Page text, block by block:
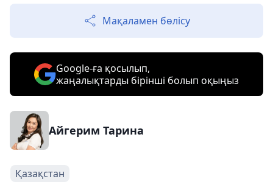
Мақаламен бөлісу
Google-ға қосылып,
жаңалықтарды бірінші болып оқыңыз
Айгерим Тарина
Қазақстан